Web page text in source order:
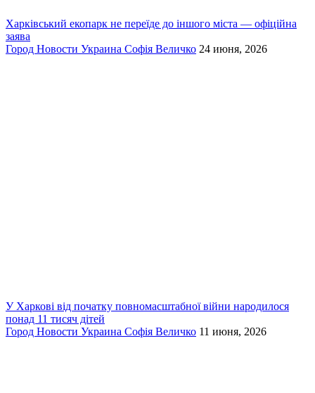
Харківський екопарк не переїде до іншого міста — офіційна
заява
Город Новости Украина Софія Величко 24 июня, 2026
У Харкові від початку повномасштабної війни народилося
понад 11 тисяч дітей
Город Новости Украина Софія Величко 11 июня, 2026